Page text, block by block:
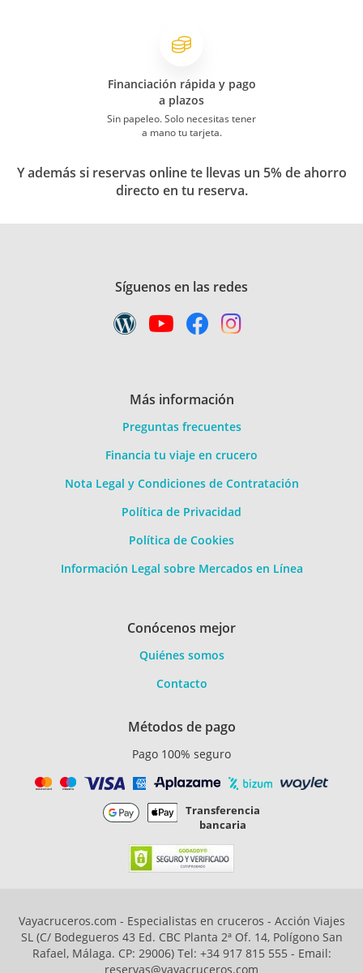
Financiación rápida y pago
a plazos
Sin papeleo. Solo necesitas tener
a mano tu tarjeta.
Y además si reservas online te llevas un 5% de ahorro
directo en tu reserva.
Síguenos en las redes
Más información
Preguntas frecuentes
Financia tu viaje en crucero
Nota Legal y Condiciones de Contratación
Política de Privacidad
Política de Cookies
Información Legal sobre Mercados en Línea
Conócenos mejor
Quiénes somos
Contacto
Métodos de pago
Pago 100% seguro
Transferencia
bancaria
Vayacruceros.com - Especialistas en cruceros - Acción Viajes
SL (C/ Bodegueros 43 Ed. CBC Planta 2ª Of. 14, Polígono San
Rafael, Málaga. CP: 29006) Tel: +34 917 815 555 - Email:
reservas@vayacruceros.com